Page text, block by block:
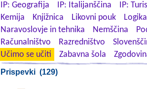
IP: Geografija
IP: Italijanščina IP:
Kemija
Knjižnica Likovni pouk Logika
Naravoslovje in tehnika
Nemščina
Računalništvo
Razredništvo
Učimo se učiti
Zabavna šola
Prispevki (129)